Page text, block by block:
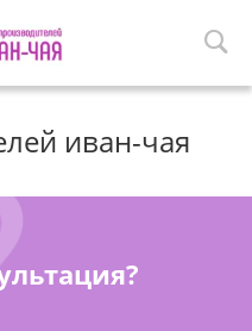
иван-чая